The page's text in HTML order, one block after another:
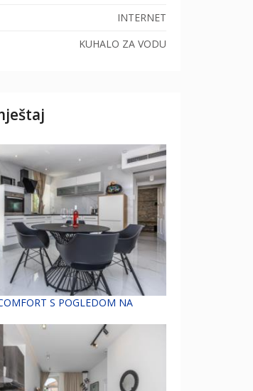
INTERNET
KUHALO ZA VODU
S POGLEDOM NA